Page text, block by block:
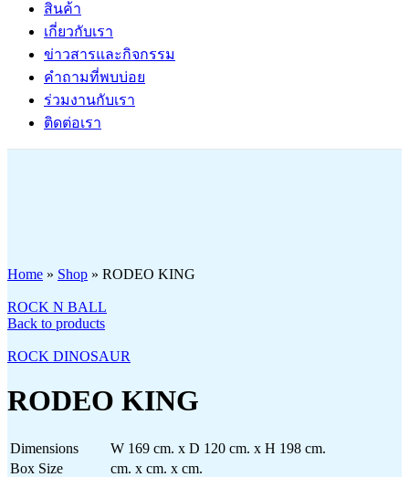
สินค้า
เกี่ยวกับเรา
ข่าวสารและกิจกรรม
คำถามที่พบบ่อย
ร่วมงานกับเรา
ติดต่อเรา
Home » Shop » RODEO KING
ROCK N BALL
Back to products
ROCK DINOSAUR
RODEO KING
Dimensions
W 169 cm. x D 120 cm. x H 198 cm.
Box Size
cm. x cm. x cm.